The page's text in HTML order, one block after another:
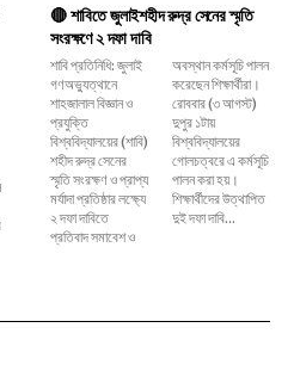
🔴 শাবিতে জুলাইশহীদ রুদ্র সেনের স্মৃতি
সংরক্ষণে ২ দফা দাবি
শাবি প্রতিনিধি: জুলাই
গণঅভ্যুত্থানে
শাহজালাল বিজ্ঞান ও
প্রযুক্তি
বিশ্ববিদ্যালয়ের (শাবি)
শহীদ রুদ্র সেনের
স্মৃতি সংরক্ষণ ও প্রাপ্য
মর্যাদা প্রতিষ্ঠার লক্ষ্যে
২ দফা দাবিতে
প্রতিবাদ সমাবেশ ও
অবস্থান কর্মসূচি পালন
করেছেন শিক্ষার্থীরা।
রোববার (৩ আগস্ট)
দুপুর ১টায়
বিশ্ববিদ্যালয়ের
গোলচত্বরে এ কর্মসূচি
পালন করা হয়।
শিক্ষার্থীদের উত্থাপিত
দুই দফা দাবি...